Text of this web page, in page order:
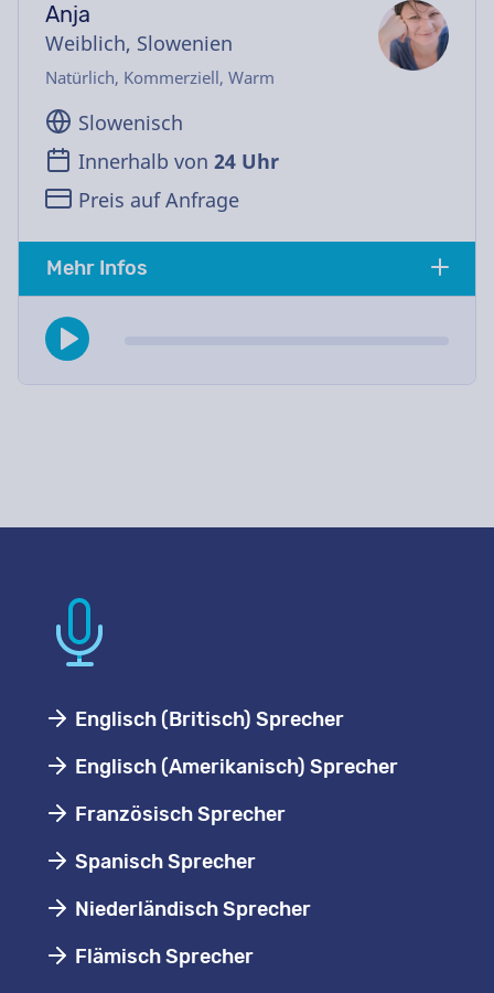
Anja
Weiblich, Slowenien
Natürlich, Kommerziell, Warm
Slowenisch
Innerhalb von 24 Uhr
Preis auf Anfrage
Mehr Infos
Englisch (Britisch) Sprecher
Englisch (Amerikanisch) Sprecher
Französisch Sprecher
Spanisch Sprecher
Niederländisch Sprecher
Flämisch Sprecher